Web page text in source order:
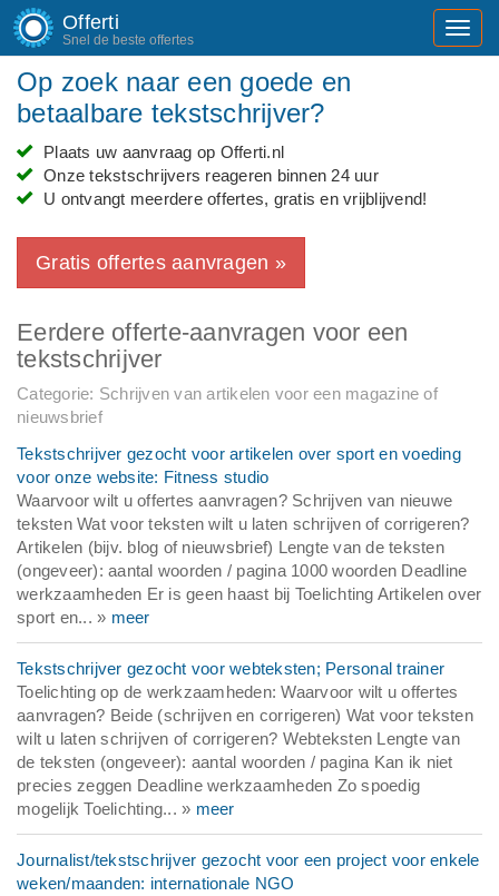
Offerti
Snel de beste offertes
Op zoek naar een goede en
betaalbare tekstschrijver?
Plaats uw aanvraag op Offerti.nl
Onze tekstschrijvers reageren binnen 24 uur
U ontvangt meerdere offertes, gratis en vrijblijvend!
Gratis offertes aanvragen »
Eerdere offerte-aanvragen voor een
tekstschrijver
Categorie: Schrijven van artikelen voor een magazine of
nieuwsbrief
Tekstschrijver gezocht voor artikelen over sport en voeding
voor onze website: Fitness studio
Waarvoor wilt u offertes aanvragen? Schrijven van nieuwe
teksten Wat voor teksten wilt u laten schrijven of corrigeren?
Artikelen (bijv. blog of nieuwsbrief) Lengte van de teksten
(ongeveer): aantal woorden / pagina 1000 woorden Deadline
werkzaamheden Er is geen haast bij Toelichting Artikelen over
sport en... » meer
Tekstschrijver gezocht voor webteksten; Personal trainer
Toelichting op de werkzaamheden: Waarvoor wilt u offertes
aanvragen? Beide (schrijven en corrigeren) Wat voor teksten
wilt u laten schrijven of corrigeren? Webteksten Lengte van
de teksten (ongeveer): aantal woorden / pagina Kan ik niet
precies zeggen Deadline werkzaamheden Zo spoedig
mogelijk Toelichting... » meer
Journalist/tekstschrijver gezocht voor een project voor enkele
weken/maanden: internationale NGO